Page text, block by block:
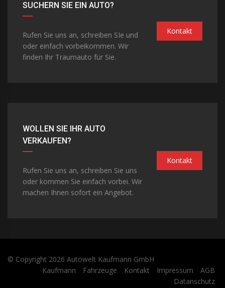
SUCHERN SIE EIN AUTO?
Rufen Sie uns an, schreiben SIe und
oder einfach vorbeikommen. Wir
finden Ihr Traumauto für Sie.
Kontakt
WOLLEN SIE IHR AUTO
VERKAUFEN?
Rufen Sie uns an, schreiben Sie uns
oder kommen Sie einfach vorbei. Wir
machen Ihnen sofort ein Angebot.
Kontakt
© Copyright 2026 Autowelt Kaufmann GmbH
Kaufmann
Fahrzeuge Kontakt Impressum
AGB
Datanschutz